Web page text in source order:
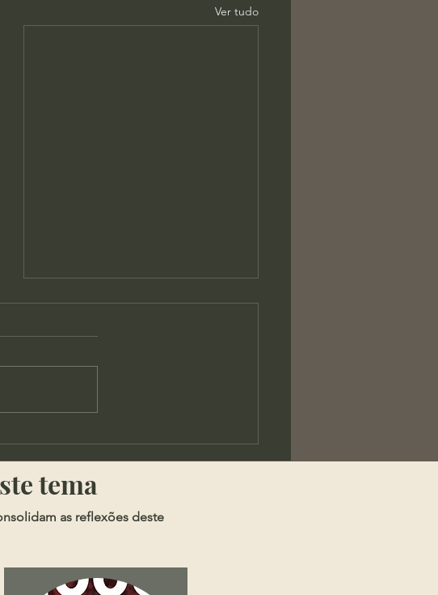
Ver tudo
Sophos - A Chaga da
Segurança Pública
tema
as reflexões deste